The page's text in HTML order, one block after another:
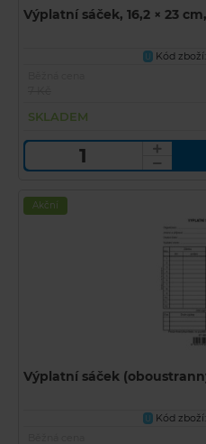
Výplatní sáček, 16,2 × 23
U Kód zboží:
SKLADEM
Akční
Výplatní sáček
U Kód zboží: